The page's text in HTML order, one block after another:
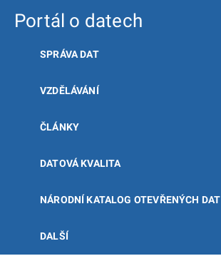
Portál o datech
SPRÁVA DAT
VZDĚLÁVÁNÍ
ČLÁNKY
DATOVÁ KVALITA
NÁRODNÍ KATALOG OTEVŘENÝCH DAT
DALŠÍ